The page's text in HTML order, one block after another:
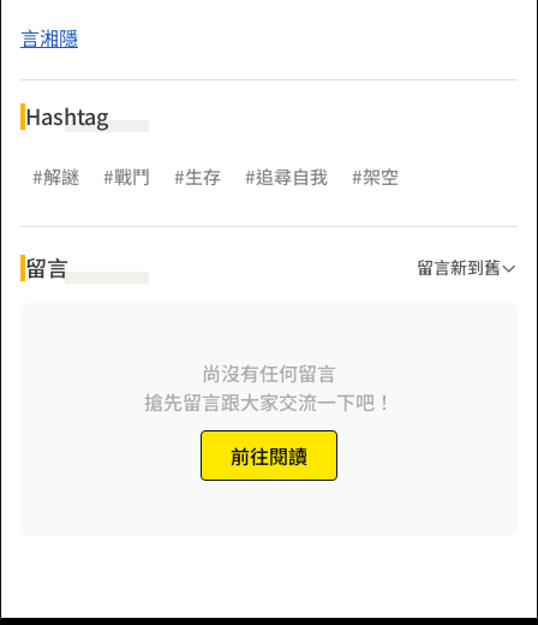
言湘隱
Hashtag
#解謎 #戰鬥 #生存 #追尋自我 #架空
留言 留言新到舊
尚沒有任何留言
搶先留言跟大家交流一下吧！
前往閱讀